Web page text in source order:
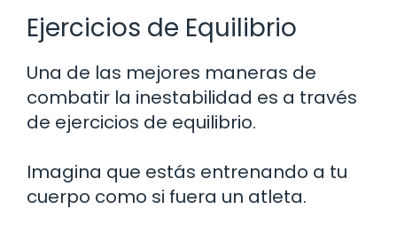
Ejercicios de Equilibrio
Una de las mejores maneras de
combatir la inestabilidad es a través
de ejercicios de equilibrio.
Imagina que estás entrenando a tu
cuerpo como si fuera un atleta.